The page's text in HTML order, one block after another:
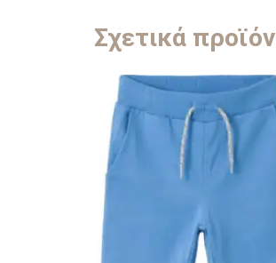
Σχετικά